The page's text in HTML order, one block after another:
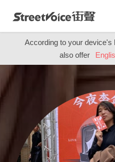
According to your device's
also offer